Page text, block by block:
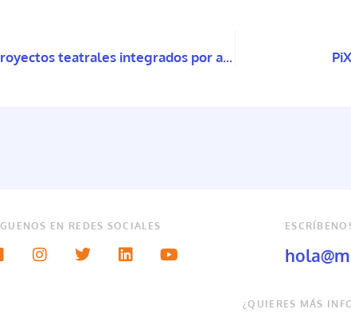
Hacia una poética de la Otredad: Proyectos teatrales integrados por artistas con diversidad funcional
EN REDES SOCIALES
¿QUIERES MÁS